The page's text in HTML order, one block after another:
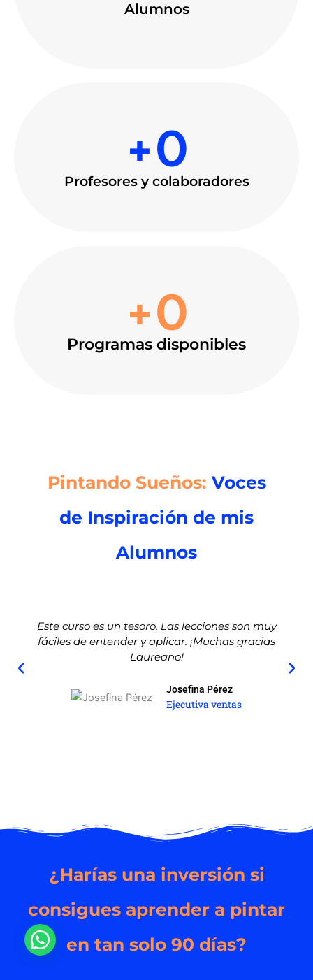
Alumnos
Profesores y colaboradores
+0
Programas disponibles
+0
Pintando Sueños: Voces
de Inspiración de mis
Alumnos
Este curso es un tesoro. Las lecciones son muy
fáciles de entender y aplicar. ¡Muchas gracias
Laureano!
Josefina Pérez
Ejecutiva ventas
¿Harías una inversión si
consigues aprender a pintar
en tan solo 90 días?